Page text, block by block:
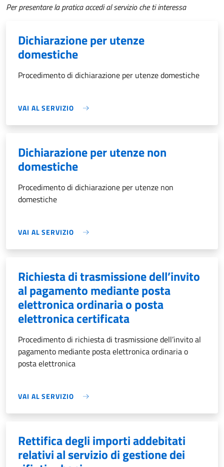
Per presentare la pratica accedi al servizio che ti interessa
Dichiarazione per utenze
domestiche
Procedimento di dichiarazione per utenze domestiche
VAI AL SERVIZIO
Dichiarazione per utenze non
domestiche
Procedimento di dichiarazione per utenze non
domestiche
VAI AL SERVIZIO
Richiesta di trasmissione dell’invito
al pagamento mediante posta
elettronica ordinaria o posta
elettronica certificata
Procedimento di richiesta di trasmissione dell’invito al
pagamento mediante posta elettronica ordinaria o
posta elettronica
VAI AL SERVIZIO
Rettifica degli importi addebitati
relativi al servizio di gestione dei